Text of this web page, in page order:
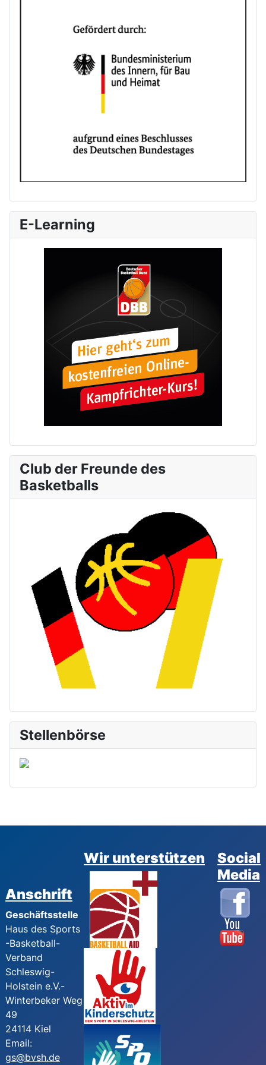
E-Learning
Club der Freunde des
Basketballs
Stellenbörse
Anschrift
Geschäftsstelle
Haus des Sports
-Basketball-
Verband
Schleswig-
Holstein e.V.-
Winterbeker Weg
49
24114 Kiel
Email:
gs@bvsh.de
Wir unterstützen
Social
Media